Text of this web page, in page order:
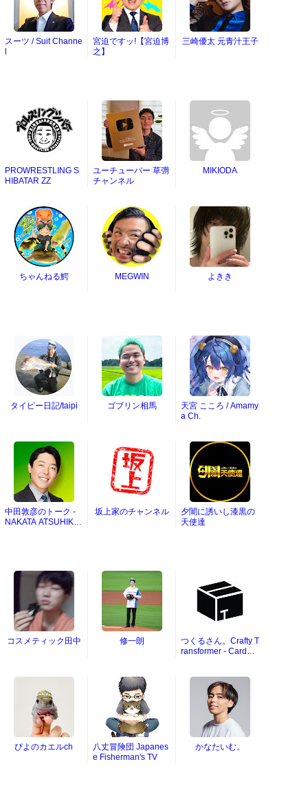
スーツ / Suit Channe
宮迫ですッ!【宮迫博
之】
三崎優太 元青汁王子
PROWRESTLING S
HIBATAR ZZ
ユーチューバー 草彅
チャンネル
MIKIODA
ちゃんねる鰐 MEGWIN よきき
タイピー日記/taipi ゴブリン相馬
天宮 こころ / Amamy
a Ch.
中田敦彦のトーク -
NAKATA ATSUHIKO
坂上家のチャンネル
夕闇に誘いし漆黒の
天使達
コスメティック田中 修一朗
つくるさん。Crafty T
ransformer - Cardbo
ぴよのカエルch
八丈冒険団 Japanes
e Fisherman's TV
かなたいむ。